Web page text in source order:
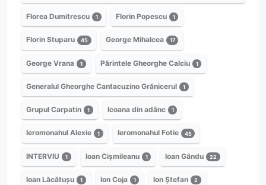
Florea Dumitrescu 1 Florin Popescu 1
Florin Stuparu 45 George Mihalcea 17
George Vrana 1 Părintele Gheorghe Calciu 1
Generalul Gheorghe Cantacuzino Grănicerul 1
Grupul Carpatin 1 Icoana din adânc 1
Ieromonahul Alexie 1 Ieromonahul Fotie 45
INTERVIU 1 Ioan Cișmileanu 1 Ioan Gându 22
Ioan Lăcătușu 1 Ion Coja 1 Ion Ștefan 2